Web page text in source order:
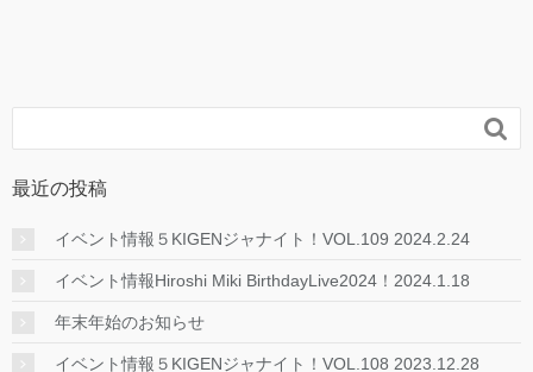

最近の投稿
イベント情報５KIGENジャナイト！VOL.109 2024.2.24
イベント情報Hiroshi Miki BirthdayLive2024！2024.1.18
年末年始のお知らせ
イベント情報５KIGENジャナイト！VOL.108 2023.12.28